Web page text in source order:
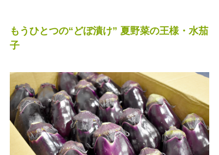
もうひとつの“どぼ漬け” 夏野菜の王様・水茄
子